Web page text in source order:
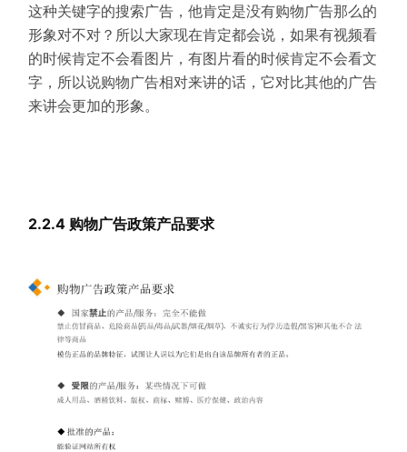
这种关键字的搜索广告，他肯定是没有购物广告那么的
形象对不对？所以大家现在肯定都会说，如果有视频看
的时候肯定不会看图片，有图片看的时候肯定不会看文
字，所以说购物广告相对来讲的话，它对比其他的广告
来讲会更加的形象。
2.2.4 购物广告政策产品要求